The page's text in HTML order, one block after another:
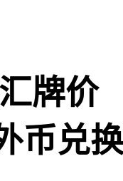
牌价
币兑